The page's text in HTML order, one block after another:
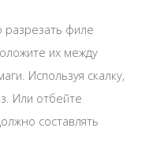
разрезать филе
их между
Используя скалку,
Или отбейте
составлять